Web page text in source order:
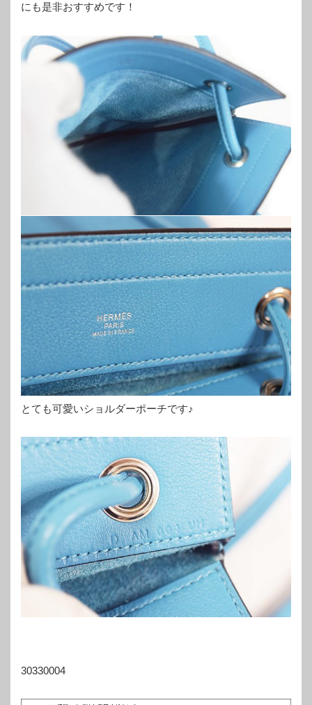
にも是非おすすめです！
とても可愛いショルダーポーチです♪
30330004